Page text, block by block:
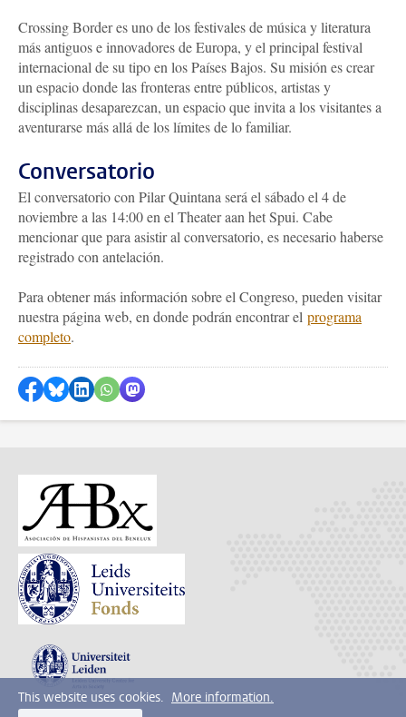
Crossing Border es uno de los festivales de música y literatura
más antiguos e innovadores de Europa, y el principal festival
internacional de su tipo en los Países Bajos. Su misión es crear
un espacio donde las fronteras entre públicos, artistas y
disciplinas desaparezcan, un espacio que invita a los visitantes a
aventurarse más allá de los límites de lo familiar.
Conversatorio
El conversatorio con Pilar Quintana será el sábado el 4 de
noviembre a las 14:00 en el Theater aan het Spui. Cabe
mencionar que para asistir al conversatorio, es necesario haberse
registrado con antelación.
Para obtener más información sobre el Congreso, pueden visitar
nuestra página web, en donde podrán encontrar el programa
completo.
Share on Facebook
Share by Bluesky
Share on LinkedIn
Share by WhatsApp
Share by Mastodon
This website uses cookies. More information.